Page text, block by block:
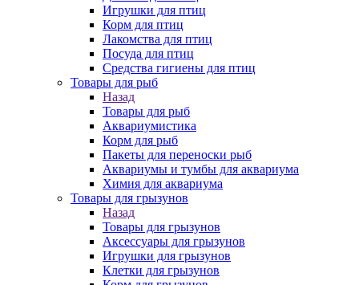
Игрушки для птиц
Корм для птиц
Лакомства для птиц
Посуда для птиц
Средства гигиены для птиц
Товары для рыб
Назад
Товары для рыб
Аквариумистика
Корм для рыб
Пакеты для переноски рыб
Аквариумы и тумбы для аквариума
Химия для аквариума
Товары для грызунов
Назад
Товары для грызунов
Аксессуары для грызунов
Игрушки для грызунов
Клетки для грызунов